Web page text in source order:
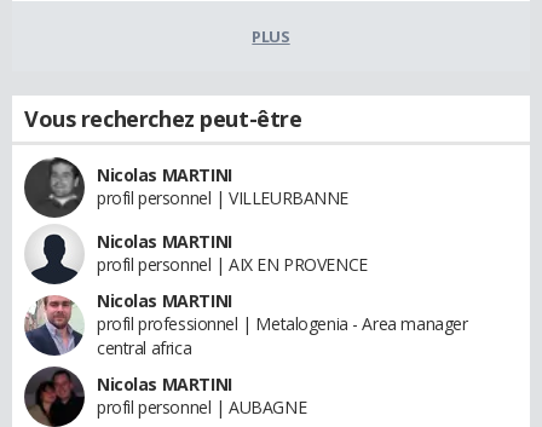
PLUS
Vous recherchez peut-être
Nicolas MARTINI
profil personnel | VILLEURBANNE
Nicolas MARTINI
profil personnel | AIX EN PROVENCE
Nicolas MARTINI
profil professionnel | Metalogenia - Area manager
central africa
Nicolas MARTINI
profil personnel | AUBAGNE